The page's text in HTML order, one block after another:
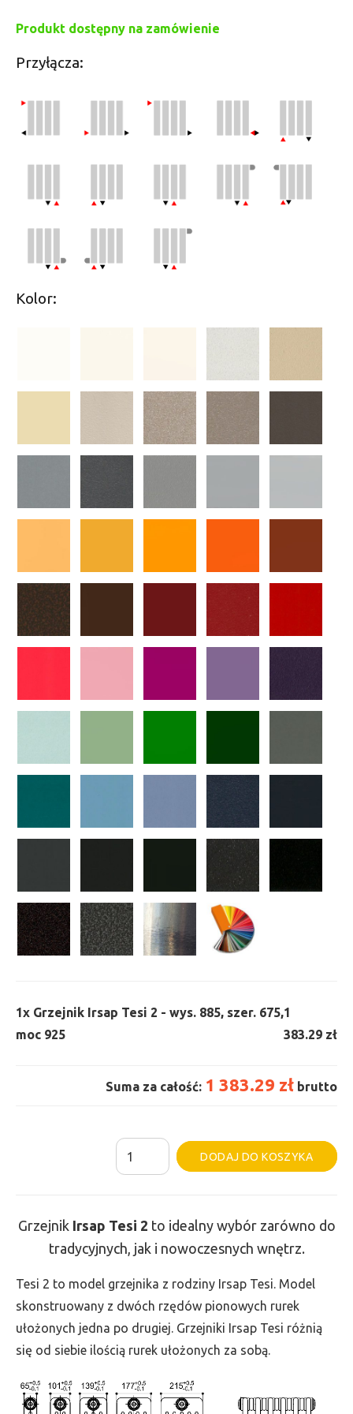
Produkt dostępny na zamówienie
Przyłącza:
Kolor:
1x Grzejnik Irsap Tesi 2 - wys. 885, szer. 675,
moc 925
1
383.29 zł
Suma za całość: 1 383.29 zł brutto
ilość
Grzejnik
-
wys.
885,
szer.
675,
925
DODAJ DO KOSZYKA
Grzejnik Irsap Tesi 2 to idealny wybór zarówno do
tradycyjnych, jak i nowoczesnych wnętrz.
Tesi 2 to model grzejnika z rodziny Irsap Tesi. Model
skonstruowany z dwóch rzędów pionowych rurek
ułożonych jedna po drugiej. Grzejniki Irsap Tesi różnią
się od siebie ilością rurek ułożonych za sobą.